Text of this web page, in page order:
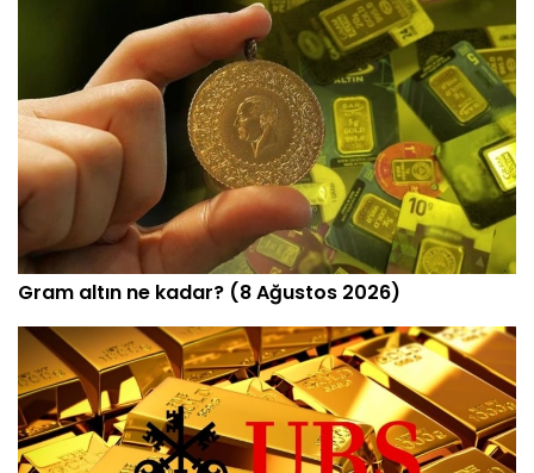
Gram altın ne kadar? (8 Ağustos 2026)